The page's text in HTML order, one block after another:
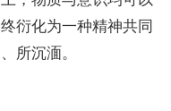
衍化为一种精神共同
所沉湎。